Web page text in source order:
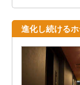
進化し続ける